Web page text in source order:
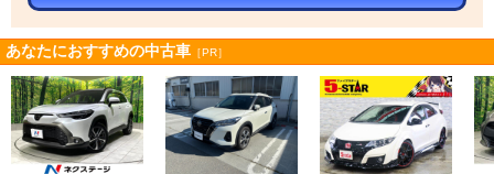
あなたにおすすめの中古車 ［PR］